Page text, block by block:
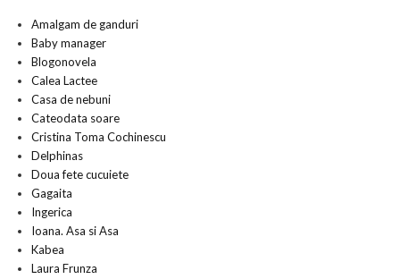
Amalgam de ganduri
Baby manager
Blogonovela
Calea Lactee
Casa de nebuni
Cateodata soare
Cristina Toma Cochinescu
Delphinas
Doua fete cucuiete
Gagaita
Ingerica
Ioana. Asa si Asa
Kabea
Laura Frunza